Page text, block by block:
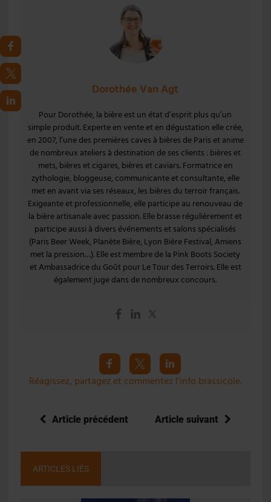
Dorothée Van Agt
Pour Dorothée, la bière est un état d’esprit plus qu’un
simple produit. Experte en vente et en dégustation elle crée,
en 2007, l’une des premières caves à bières de Paris et anime
de nombreux ateliers à destination de ses clients : bières et
mets, bières et cigares, bières et caviars. Formatrice en
zythologie, bloggeuse, communicante et consultante, elle
met en avant via ses réseaux, les bières du terroir français.
Exigeante et professionnelle, elle participe au renouveau de
la bière artisanale avec passion. Elle brasse régulièrement et
participe aussi à divers événements et salons spécialisés
(Paris Beer Week, Planète Bière, Lyon Bière Festival, Amiens
met la pression…). Elle est membre de la Pink Boots Society
et Ambassadrice du Goût pour Le Tour des Terroirs. Elle est
également juge dans de nombreux concours.
Réagissez, partagez et commentez l’info brassicole.
Article précédent Article suivant
ARTICLES LIÉS